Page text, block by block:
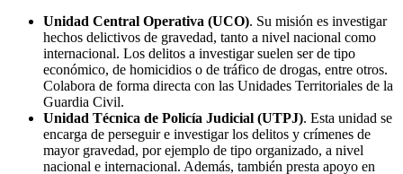
Unidad Central Operativa (UCO). Su misión es investigar
hechos delictivos de gravedad, tanto a nivel nacional como
internacional. Los delitos a investigar suelen ser de tipo
económico, de homicidios o de tráfico de drogas, entre otros.
Colabora de forma directa con las Unidades Territoriales de la
Guardia Civil.
Unidad Técnica de Policía Judicial (UTPJ). Esta unidad se
encarga de perseguir e investigar los delitos y crímenes de
mayor gravedad, por ejemplo de tipo organizado, a nivel
nacional e internacional. Además, también presta apoyo en